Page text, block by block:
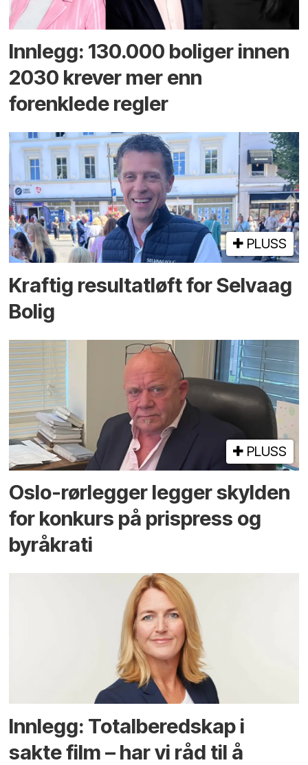
Innlegg: 130.000 boliger innen
2030 krever mer enn
forenklede regler
PLUSS
Kraftig resultatløft for Selvaag
Bolig
PLUSS
Oslo-rørlegger legger skylden
for konkurs på prispress og
byråkrati
Innlegg: Totalberedskap i
sakte film – har vi råd til å